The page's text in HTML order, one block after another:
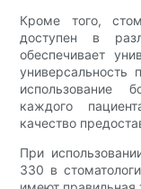
Кроме того,
доступен в
обеспечивает
универсальность
использование
каждого
качество
При
330 в